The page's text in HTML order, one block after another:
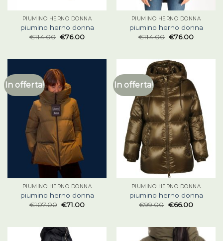
PIUMINO HERNO DONNA
piumino herno donna
€114.00 €76.00
PIUMINO HERNO DONNA
piumino herno donna
€114.00 €76.00
In offerta!
PIUMINO HERNO DONNA
piumino herno donna
€107.00 €71.00
In offerta!
PIUMINO HERNO DONNA
piumino herno donna
€99.00 €66.00